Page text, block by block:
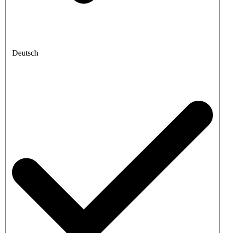
Deutsch